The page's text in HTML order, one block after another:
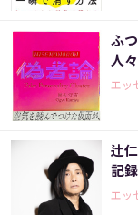
ふ
人
エッ
辻
記録
エッ